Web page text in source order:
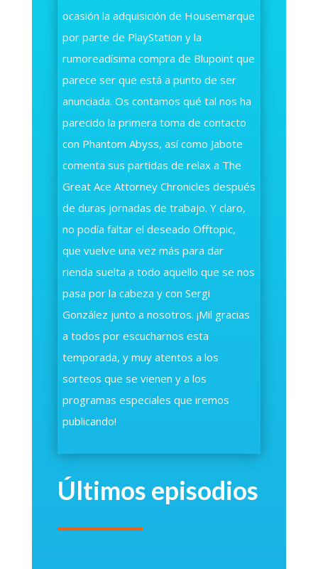
ocasión la adquisición de Housemarque
por parte de PlayStation y la
rumoreadísima compra de Blupoint que
parece ser que está a punto de ser
anunciada. Os contamos qué tal nos ha
parecido la primera toma de contacto
con Phantom Abyss, así como Jabote
comenta sus partidas de relax a The
Great Ace Attorney Chronicles después
de duras jornadas de trabajo. Y claro,
no podía faltar el deseado Offtopic,
que vuelve una vez más para dar
rienda suelta a todo aquello que se nos
pasa por la cabeza y con Sergi
González junto a nosotros. ¡Mil gracias
a todos por escucharnos esta
temporada, y muy atentos a los
sorteos que se vienen y a los
programas especiales que iremos
publicando!
Últimos episodios